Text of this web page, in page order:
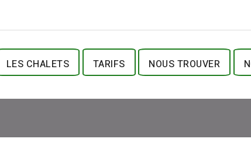
LES CHALETS TARIFS NOUS TROUVER